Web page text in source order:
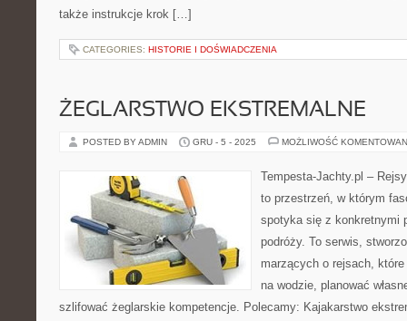
także instrukcje krok […]
CATEGORIES: HISTORIE I DOŚWIADCZENIA
ŻEGLARSTWO EKSTREMALNE
POSTED BY ADMIN GRU - 5 - 2025 MOŻLIWOŚĆ
Tempesta-Jachty.pl –
to przestrzeń, w którym
spotyka się z konkretnymi
podróży. To serwis,
marzących o rejsach,
na wodzie, planować
szlifować żeglarskie kompetencje. Polecamy: Kajakarstwo